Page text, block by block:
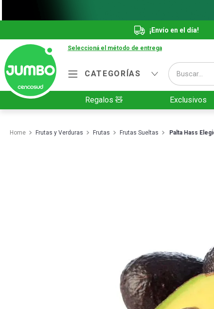
¡Envío en el día!
Seleccioná el método de entrega
CATEGORÍAS
Buscar...
Regalos 🧸 Exclusivos
Frutas y Verduras Frutas Frutas Sueltas Palta Hass
Términos más buscados
2.
Cafe
10. Carne